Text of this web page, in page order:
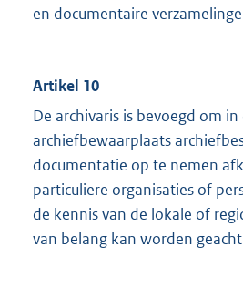
en documentaire
Artikel 10
De archivaris is bevoegd om in
archiefbewaarplaats
documentatie op te nemen
particuliere organisaties of
de kennis van de lokale of
van belang kan worden